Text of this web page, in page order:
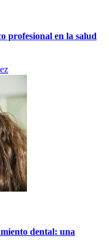
profesional en la salud
dental: una